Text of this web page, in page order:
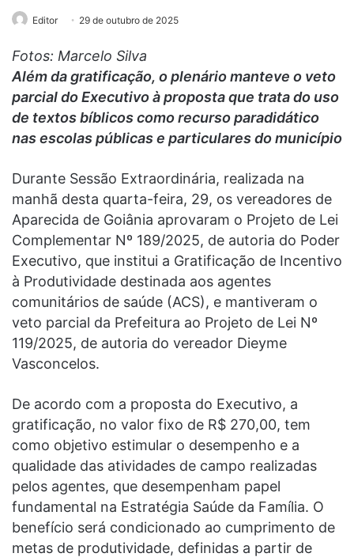
Editor 29 de outubro de 2025
Fotos: Marcelo Silva
Além da gratificação, o plenário manteve o veto
parcial do Executivo à proposta que trata do uso
de textos bíblicos como recurso paradidático
nas escolas públicas e particulares do município
Durante Sessão Extraordinária, realizada na
manhã desta quarta-feira, 29, os vereadores de
Aparecida de Goiânia aprovaram o Projeto de Lei
Complementar Nº 189/2025, de autoria do Poder
Executivo, que institui a Gratificação de Incentivo
à Produtividade destinada aos agentes
comunitários de saúde (ACS), e mantiveram o
veto parcial da Prefeitura ao Projeto de Lei Nº
119/2025, de autoria do vereador Dieyme
Vasconcelos.
De acordo com a proposta do Executivo, a
gratificação, no valor fixo de R$ 270,00, tem
como objetivo estimular o desempenho e a
qualidade das atividades de campo realizadas
pelos agentes, que desempenham papel
fundamental na Estratégia Saúde da Família. O
benefício será condicionado ao cumprimento de
metas de produtividade, definidas a partir de